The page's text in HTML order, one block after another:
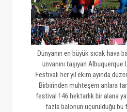
Dünyanın en büyük sıcak hava
ünvanını taşıyan Albuquerque
Festivali her yıl ekim ayında
Birbirinden muhteşem anlara
festival 146 hektarlık bir alana
fazla balonun uçurulduğu